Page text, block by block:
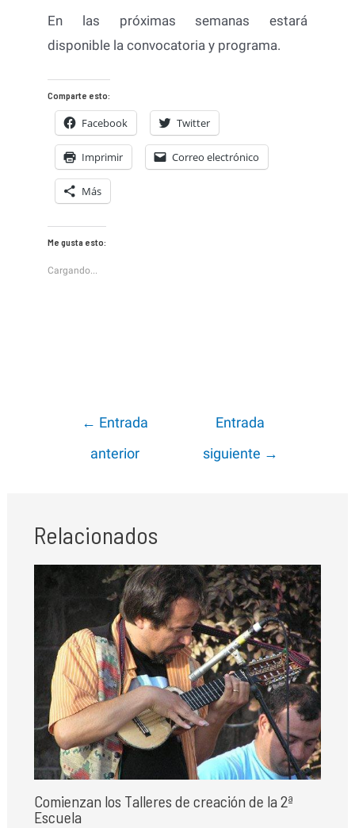
En las próximas semanas estará
disponible la convocatoria y programa.
Comparte esto:
Facebook Twitter
Imprimir Correo electrónico
Más
Me gusta esto:
Cargando...
Navegación
← Entrada
anterior
Entrada
siguiente →
Relacionados
Comienzan los Talleres de creación de la 2ª
Escuela